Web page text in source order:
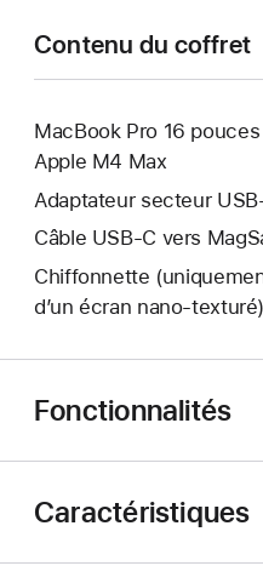
Contenu du coffret
MacBook Pro 16
Apple M4 Max
Adaptateur secteur
Câble USB-C vers
Chiffonnette
d’un écran nano‑texturé)
Fonctionnalités
Caractéristiques